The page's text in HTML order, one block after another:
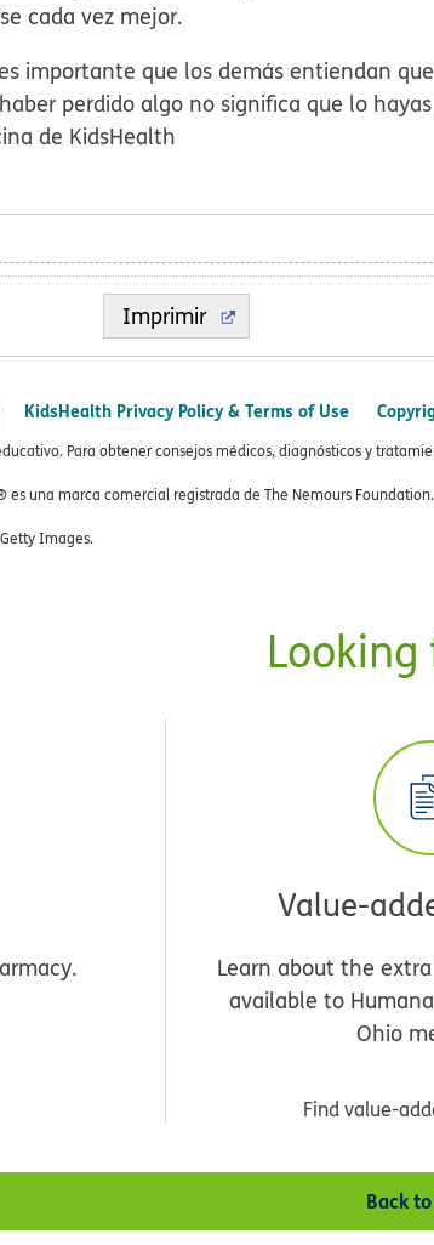
cada vez mejor.
importante que los demás entiendan
perdido algo no significa que lo
de KidsHealth
Imprimir
KidsHealth Privacy Policy & Terms of Use
Para obtener consejos médicos, diagnósticos y
una marca comercial registrada de The Nemours Foundation.
Images.
Looking
Value-
Learn about the
available to
Ohio
Find value-
Back